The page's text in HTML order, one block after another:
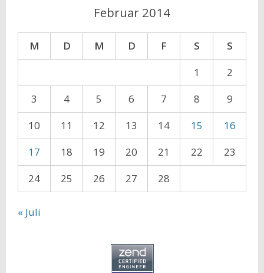
Februar 2014
M D M D F S
S
1
2
3
4 5 6 7 8
9
10
11 12 13 14 15
16
17
18 19 20 21 22
23
24
25 26 27 28
« Juli